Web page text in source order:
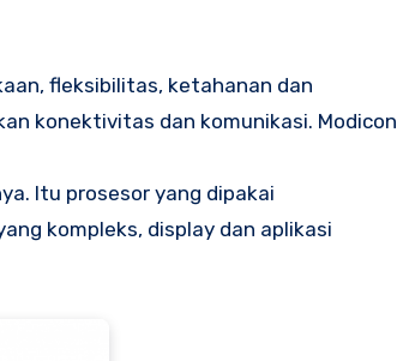
fleksibilitas, ketahanan dan
konektivitas dan komunikasi. Modicon
Itu prosesor yang dipakai
kompleks, display dan aplikasi